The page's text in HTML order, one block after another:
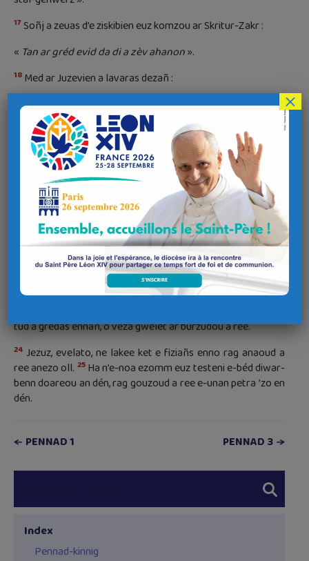
17 Soñj a zeuas d’e ziskibien euz komzou ar Skritur-Zakr :
« Tan ar gréd evid da di a zèv ahanon».
18 Med ar Juzevien a lavaras dezañ :
— « Peseurt sin a ziskouezez deom evid ober kemend-all ? »
Jezuz a respontas dezo :
— « Diskarit an templ-mañ, hag e tri devez e lakin anezañ en
e-zav ».20Ar Juzevien a lavaras dezañ :[8]
— « C’hweh bloaz ha daou-ugent a zo eet da zevel an templ-
mañ, ha te henn adsavo e tri devez ? »
Med Jezuz e-noa komzet euz an templ ma oa e gorv.
Setu pa oe savet a-douez ar re varo, e ziskibien a deuas da
zoñj dezo e-noa lavaret kement-se ; hag e krédjont er
Skritur-Zakr hag e komzou Jezuz.
tud a gredas ennañ, o veza gwelet ar burzudou a ree.
24 Jezuz, evelato, ne lakee ket e fiziañs enno rag anaoud a
ree anezo oll. 25Ha n’e-noa ezomm euz testeni e-béd diwar-
benn doareou an dén, rag gouzoud a ree e-unan petra ’zo en
dén.
PENNAD 1 PENNAD 3
Index
Pennad-kinnig
×